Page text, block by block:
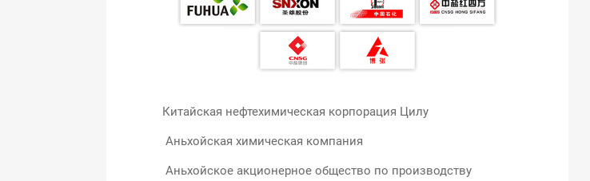
Китайская нефтехимическая корпорация Цилу
Аньхойская химическая компания
Аньхойское акционерное общество по производству